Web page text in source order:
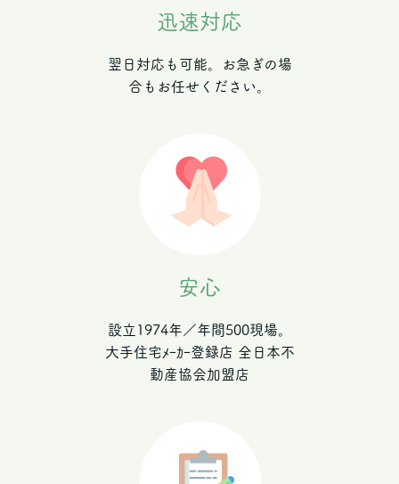
迅速対応
翌日対応も可能。お急ぎの場
合もお任せください。
安心
設立1974年／年間500現場。
大手住宅ﾒｰｶｰ登録店 全日本不
動産協会加盟店